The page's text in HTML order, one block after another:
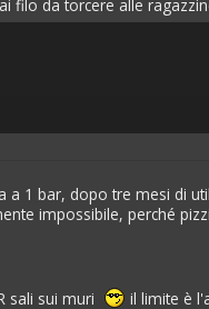
filo da torcere alle
a 1 bar, dopo tre mesi di
impossibile, perché
sali sui muri
il limite è